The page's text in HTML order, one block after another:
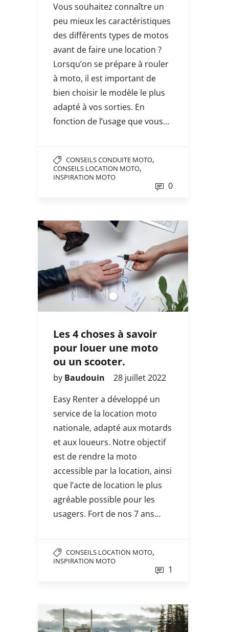
Vous souhaitez connaître un
peu mieux les caractéristiques
des différents types de motos
avant de faire une location ?
Lorsqu’on se prépare à rouler
à moto, il est important de
bien choisir le modèle le plus
adapté à vos sorties. En
fonction de l’usage que vous…
CONSEILS CONDUITE MOTO,
CONSEILS LOCATION MOTO,
INSPIRATION MOTO
0
Les 4 choses à savoir
pour louer une moto
ou un scooter.
by Baudouin
28 juillet 2022
Easy Renter a développé un
service de la location moto
nationale, adapté aux motards
et aux loueurs. Notre objectif
est de rendre la moto
accessible par la location, ainsi
que l’acte de location le plus
agréable possible pour les
usagers. Fort de nos 7 ans…
CONSEILS LOCATION MOTO,
INSPIRATION MOTO
1